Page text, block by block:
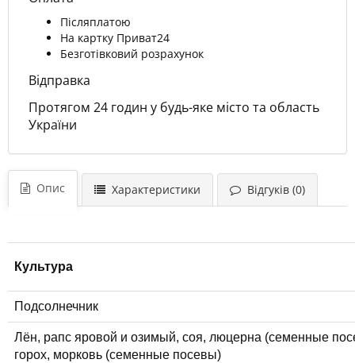
Післяплатою
На картку Приват24
Безготівковий розрахунок
Відправка
Протягом 24 годин у будь-яке місто та область
України
Опис Характеристики Відгуків (0)
Культура
Подсолнечник
Лён, рапс яровой и озимый, соя, люцерна (семенные
горох, морковь (семенные посевы)